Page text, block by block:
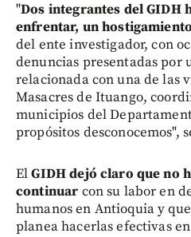
"Dos integrantes del GIDH
enfrentar, un
del ente investigador, con
denuncias presentadas por
relacionada con una de las
Masacres de Ituango,
municipios del
propósitos desconocemos",
ElGIDH dejó claro que no
continuar con su labor en
humanos en Antioquia y
planea hacerlas efectivas